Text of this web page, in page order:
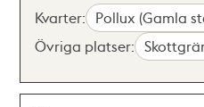
Kvarter: Pollux (Gamla
Övriga platser: